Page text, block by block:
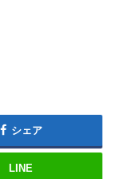
シェア
LINE